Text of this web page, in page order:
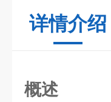
详情介绍
概述